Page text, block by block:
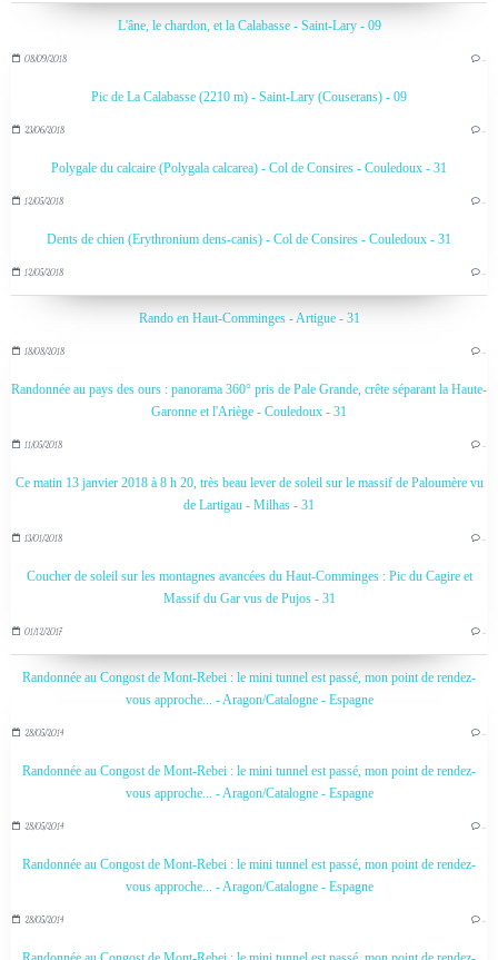
L'âne, le chardon, et la Calabasse - Saint-Lary - 09
08/09/2018 …
Pic de La Calabasse (2210 m) - Saint-Lary (Couserans) - 09
23/06/2018 …
Polygale du calcaire (Polygala calcarea) - Col de Consires - Couledoux - 31
12/05/2018 …
Dents de chien (Erythronium dens-canis) - Col de Consires - Couledoux - 31
12/05/2018 …
Rando en Haut-Comminges - Artigue - 31
18/08/2018 …
Randonnée au pays des ours : panorama 360° pris de Pale Grande, crête séparant la Haute-
Garonne et l'Ariège - Couledoux - 31
11/05/2018 …
Ce matin 13 janvier 2018 à 8 h 20, très beau lever de soleil sur le massif de Paloumère vu
de Lartigau - Milhas - 31
13/01/2018 …
Coucher de soleil sur les montagnes avancées du Haut-Comminges : Pic du Cagire et
Massif du Gar vus de Pujos - 31
01/12/2017 …
Randonnée au Congost de Mont-Rebei : le mini tunnel est passé, mon point de rendez-
vous approche... - Aragon/Catalogne - Espagne
28/05/2014 …
Randonnée au Congost de Mont-Rebei : le mini tunnel est passé, mon point de rendez-
vous approche... - Aragon/Catalogne - Espagne
28/05/2014 …
Randonnée au Congost de Mont-Rebei : le mini tunnel est passé, mon point de rendez-
vous approche... - Aragon/Catalogne - Espagne
28/05/2014 …